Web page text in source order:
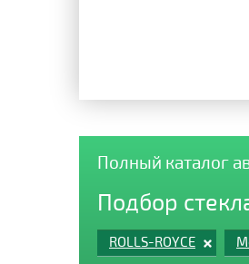
Полный каталог
Подбор
ROLLS-ROYCE